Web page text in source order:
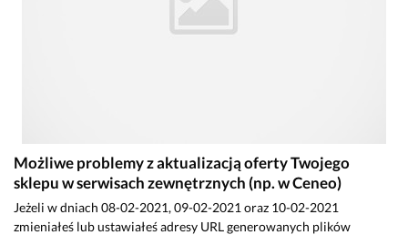
Możliwe problemy z aktualizacją oferty Twojego
sklepu w serwisach zewnętrznych (np. w Ceneo)
Jeżeli w dniach 08-02-2021, 09-02-2021 oraz 10-02-2021
zmieniałeś lub ustawiałeś adresy URL generowanych plików